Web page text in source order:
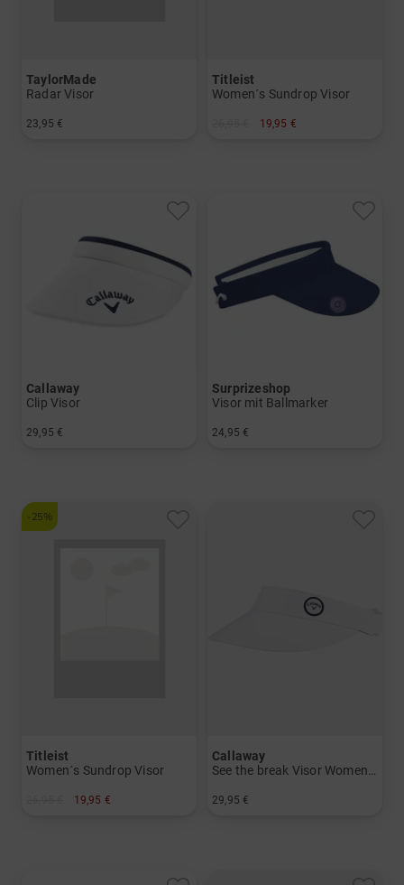
TaylorMade
Radar Visor
23,95 €
Titleist
Women´s Sundrop Visor
19,95 €
Callaway
Clip Visor
29,95 €
Surprizeshop
Visor mit Ballmarker
24,95 €
-25%
Titleist
Women´s Sundrop Visor
19,95 €
Callaway
29,95 €